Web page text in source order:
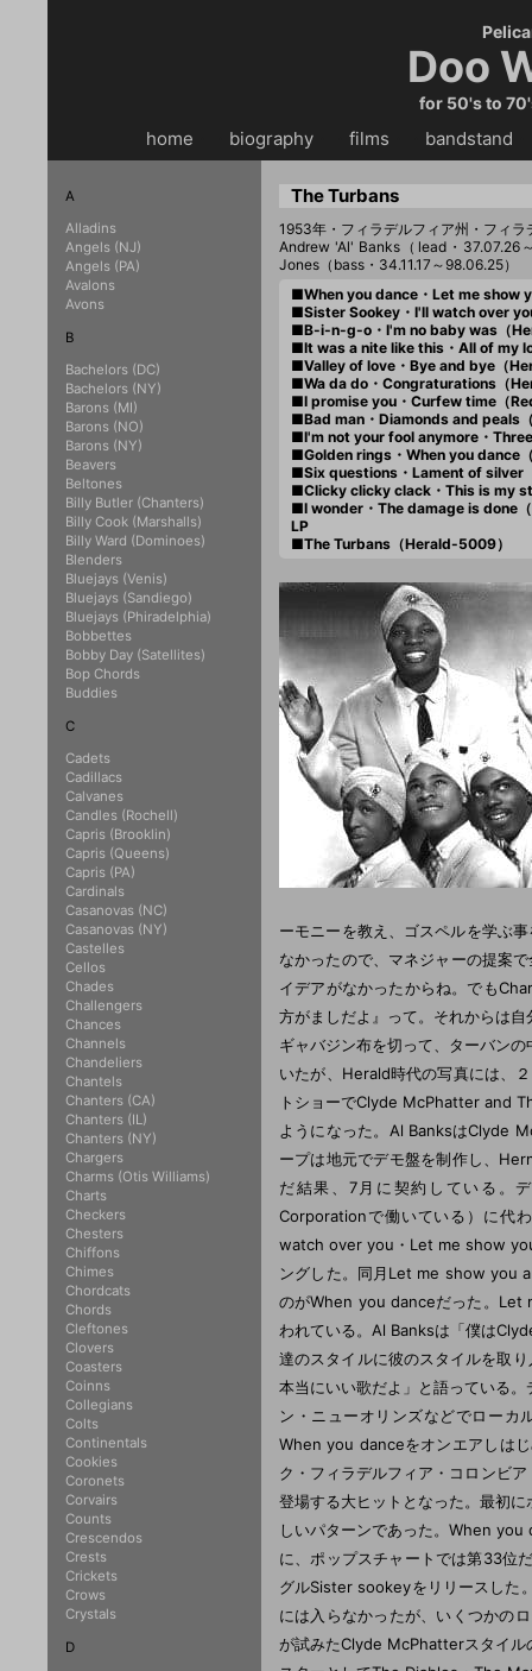
Doo
for 50's to
home biography・・ films bandstand
The Turbans
1953年・フィラデルフィア州・フィラ
Andrew 'Al' Banks（lead・37.07.26
Jones（bass・34.11.17～98.06.25）
■When you dance・Let me show
■Sister Sookey・I'll watch over
■B-i-n-g-o・I'm no baby was（
■It was a nite like this・All of my
■Valley of love・Bye and bye（
■Wa da do・Congraturations（
■I promise you・Curfew time（
■Bad man・Diamonds and peals
■I'm not your fool anymore・
■Golden rings・When you dance
■Six questions・Lament of silver
■Clicky clicky clack・This is my
■I wonder・The damage is done
LP
■The Turbans（Herald-5009）
ーモニーを教え、ゴスペルを学ぶ
なかったので、マネジャーの提案
イデアがなかったからね。でも
方がましだよ』って。それからは
ギャバジン布を切って、ターバン
いたが、Herald時代の写真には、
トショーでClyde McPhatter and
ようになった。Al BanksはClyde
ープは地元でデモ盤を制作し、
だ結果、7月に契約している。
Corporationで働いている）に代
watch over you・Let me show
ングした。同月Let me show you
のがWhen you danceだった。Let
われている。Al Banksは「僕は
達のスタイルに彼のスタイルを取
本当にいい歌だよ」と語っている
ン・ニューオリンズなどでローカ
When you danceをオンエアしは
ク・フィラデルフィア・コロンビ
登場する大ヒットとなった。最初
しいパターンであった。When you
に、ポップスチャートでは第33位
グルSister sookeyをリリースした
には入らなかったが、いくつかの
が試みたClyde McPhatterスタイル
A
Alladins
Angels (NJ)
Angels (PA)
Avalons
Avons
B
Bachelors (DC)
Bachelors (NY)
Barons (MI)
Barons (NO)
Barons (NY)
Beavers
Beltones
Billy Butler (Chanters)
Billy Cook (Marshalls)
Billy Ward (Dominoes)
Blenders
Bluejays (Venis)
Bluejays (Sandiego)
Bluejays (Phiradelphia)
Bobbettes
Bobby Day (Satellites)
Bop Chords
Buddies
C
Cadets
Cadillacs
Calvanes
Candles (Rochell)
Capris (Brooklin)
Capris (Queens)
Capris (PA)
Cardinals
Casanovas (NC)
Casanovas (NY)
Castelles
Cellos
Chades
Challengers
Chances
Channels
Chandeliers
Chantels
Chanters (CA)
Chanters (IL)
Chanters (NY)
Chargers
Charms (Otis Williams)
Charts
Checkers
Chesters
Chiffons
Chimes
Chordcats
Chords
Cleftones
Clovers
Coasters
Coinns
Collegians
Colts
Continentals
Cookies
Coronets
Corvairs
Counts
Crescendos
Crests
Crickets
Crows
Crystals
D